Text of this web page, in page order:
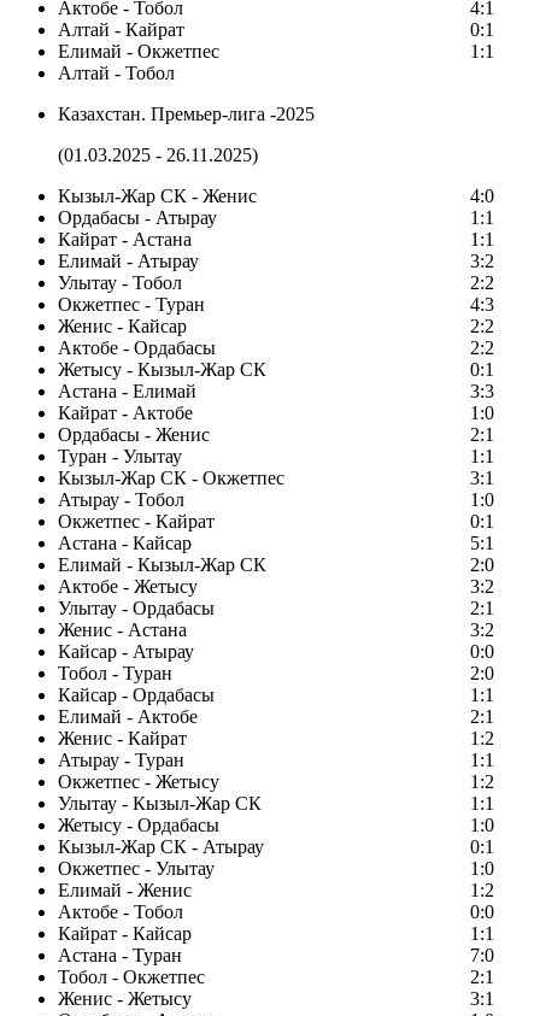
Актобе - Тобол
4:1
Алтай - Кайрат
0:1
Елимай - Окжетпес
1:1
Алтай - Тобол
Казахстан. Премьер-лига -2025
(01.03.2025 - 26.11.2025)
Кызыл-Жар СК - Женис
4:0
Ордабасы - Атырау
1:1
Кайрат - Астана
1:1
Елимай - Атырау
3:2
Улытау - Тобол
2:2
Окжетпес - Туран
4:3
Женис - Кайсар
2:2
Актобе - Ордабасы
2:2
Жетысу - Кызыл-Жар СК
0:1
Астана - Елимай
3:3
Кайрат - Актобе
1:0
Ордабасы - Женис
2:1
Туран - Улытау
1:1
Кызыл-Жар СК - Окжетпес
3:1
Атырау - Тобол
1:0
Окжетпес - Кайрат
0:1
Астана - Кайсар
5:1
Елимай - Кызыл-Жар СК
2:0
Актобе - Жетысу
3:2
Улытау - Ордабасы
2:1
Женис - Астана
3:2
Кайсар - Атырау
0:0
Тобол - Туран
2:0
Кайсар - Ордабасы
1:1
Елимай - Актобе
2:1
Женис - Кайрат
1:2
Атырау - Туран
1:1
Окжетпес - Жетысу
1:2
Улытау - Кызыл-Жар СК
1:1
Жетысу - Ордабасы
1:0
Кызыл-Жар СК - Атырау
0:1
Окжетпес - Улытау
1:0
Елимай - Женис
1:2
Актобе - Тобол
0:0
Кайрат - Кайсар
1:1
Астана - Туран
7:0
Тобол - Окжетпес
2:1
Женис - Жетысу
3:1